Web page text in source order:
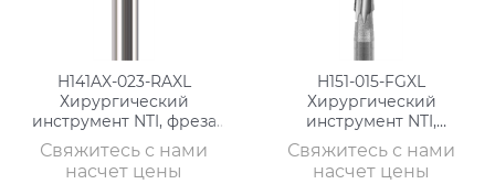
H141AX-023-RAXL
Хирургический
инструмент NTI, фреза
Свяжитесь с нами
насчет цены
H151-015-FGXL
Хирургический
инструмент NTI,
специальный фрез,
экстра длинный
Свяжитесь с нами
насчет цены